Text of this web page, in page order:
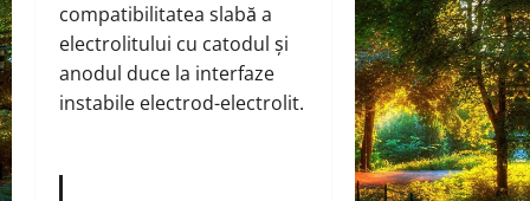
compatibilitatea slabă a
electrolitului cu catodul și
anodul duce la interfaze
instabile electrod-electrolit.